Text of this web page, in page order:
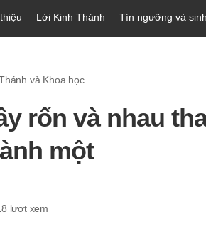
Lời Kinh Thánh Tín ngưỡng và
và Khoa học
rốn và nhau
một
lượt xem